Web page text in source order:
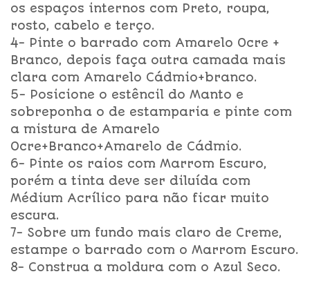
os espaços internos com Preto, roupa,
rosto, cabelo e terço.
4- Pinte o barrado com Amarelo Ocre +
Branco, depois faça outra camada mais
clara com Amarelo Cádmio+branco.
5- Posicione o estêncil do Manto e
sobreponha o de estamparia e pinte com
a mistura de Amarelo
Ocre+Branco+Amarelo de Cádmio.
6- Pinte os raios com Marrom Escuro,
porém a tinta deve ser diluída com
Médium Acrílico para não ficar muito
escura.
7- Sobre um fundo mais claro de Creme,
estampe o barrado com o Marrom Escuro.
8- Construa a moldura com o Azul Seco.